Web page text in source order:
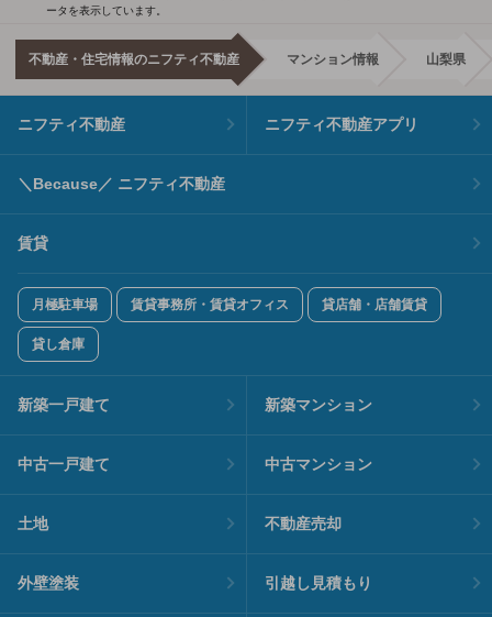
ータを表示しています。
不動産・住宅情報のニフティ不動産 マンション情報 山梨県
ニフティ不動産 ニフティ不動産アプリ
＼Because／ ニフティ不動産
賃貸
月極駐車場 賃貸事務所・賃貸オフィス 貸店舗・店舗賃貸
貸し倉庫
新築一戸建て 新築マンション
中古一戸建て 中古マンション
土地 不動産売却
外壁塗装 引越し見積もり